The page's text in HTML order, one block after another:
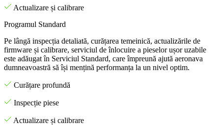
Actualizare și calibrare
Programul Standard
Pe lângă inspecția detaliată, curățarea temeinică, actualizările de
firmware și calibrare, serviciul de înlocuire a pieselor ușor uzabile
este adăugat în Serviciul Standard, care împreună ajută aeronava
dumneavoastră să își mențină performanța la un nivel optim.
Curățare profundă
Inspecție piese
Actualizare și calibrare